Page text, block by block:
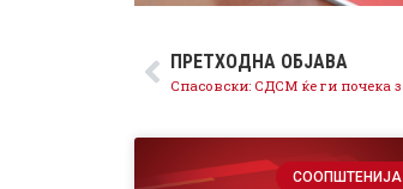
ПРЕТХОДНА ОБЈАВА
СООПШТЕНИЈА